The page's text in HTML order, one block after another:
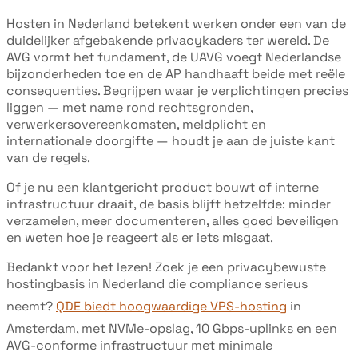
Hosten in Nederland betekent werken onder een van de
duidelijker afgebakende privacykaders ter wereld. De
AVG vormt het fundament, de UAVG voegt Nederlandse
bijzonderheden toe en de AP handhaaft beide met reële
consequenties. Begrijpen waar je verplichtingen precies
liggen — met name rond rechtsgronden,
verwerkersovereenkomsten, meldplicht en
internationale doorgifte — houdt je aan de juiste kant
van de regels.
Of je nu een klantgericht product bouwt of interne
infrastructuur draait, de basis blijft hetzelfde: minder
verzamelen, meer documenteren, alles goed beveiligen
en weten hoe je reageert als er iets misgaat.
Bedankt voor het lezen! Zoek je een privacybewuste
hostingbasis in Nederland die compliance serieus
neemt? QDE biedt hoogwaardige VPS-hosting in
Amsterdam, met NVMe-opslag, 10 Gbps-uplinks en een
AVG-conforme infrastructuur met minimale